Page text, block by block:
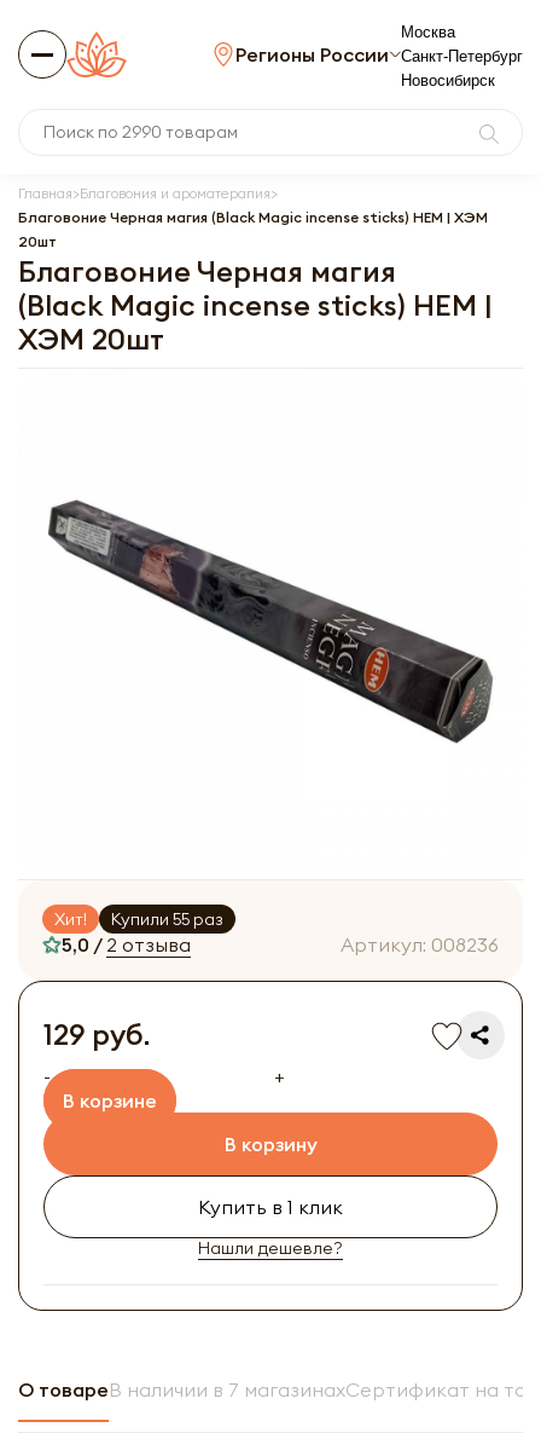
Регионы России
Москва
Санкт-Петербург
Новосибирск
Главная Благовония и ароматерапия
Благовоние Черная магия (Black Magic incense sticks) HEM | ХЭМ
20шт
Благовоние Черная магия
(Black Magic incense sticks) HEM |
ХЭМ 20шт
Хит! Купили 55 раз
5,0 / 2 отзыва Артикул: 008236
129 руб.
-
+
В корзине
В корзину
Купить в 1 клик
Нашли дешевле?
О товареВ наличии в 7 магазинахСертификат на